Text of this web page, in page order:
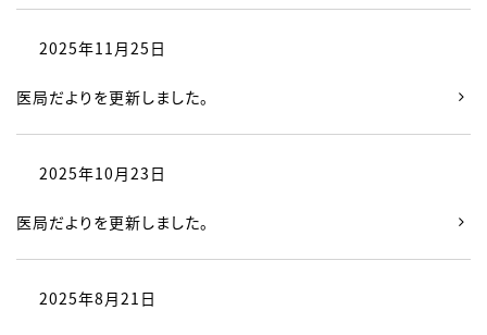
2025年11月25日
医局だよりを更新しました。
2025年10月23日
医局だよりを更新しました。
2025年8月21日